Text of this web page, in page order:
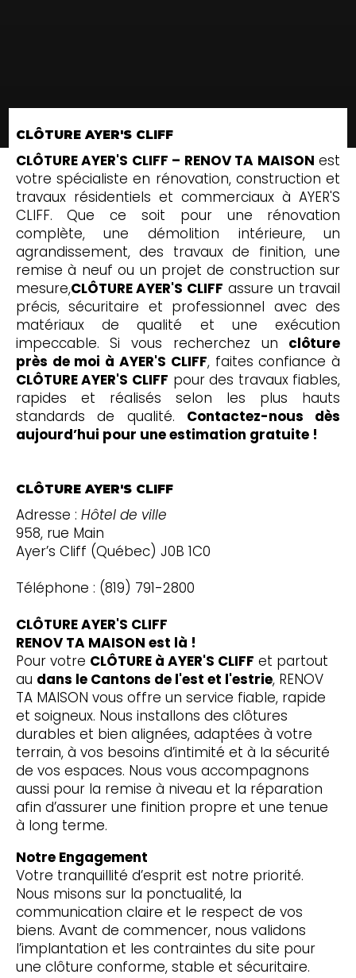
CLÔTURE AYER'S CLIFF
CLÔTURE AYER'S CLIFF – RENOV TA MAISON est
votre spécialiste en rénovation, construction et
travaux résidentiels et commerciaux à AYER'S
CLIFF. Que ce soit pour une rénovation
complète, une démolition intérieure, un
agrandissement, des travaux de finition, une
remise à neuf ou un projet de construction sur
mesure,CLÔTURE AYER'S CLIFF assure un travail
précis, sécuritaire et professionnel avec des
matériaux de qualité et une exécution
impeccable. Si vous recherchez un clôture
près de moi à AYER'S CLIFF, faites confiance à
CLÔTURE AYER'S CLIFF pour des travaux fiables,
rapides et réalisés selon les plus hauts
standards de qualité. Contactez-nous dès
aujourd’hui pour une estimation gratuite !
CLÔTURE AYER'S CLIFF
Adresse : Hôtel de ville
958, rue Main
Ayer’s Cliff (Québec) J0B 1C0
Téléphone : (819) 791-2800
CLÔTURE AYER'S CLIFF
RENOV TA MAISON est là !
Pour votre CLÔTURE à AYER'S CLIFF et partout
au dans le Cantons de l'est et l'estrie, RENOV
TA MAISON vous offre un service fiable, rapide
et soigneux. Nous installons des clôtures
durables et bien alignées, adaptées à votre
terrain, à vos besoins d’intimité et à la sécurité
de vos espaces. Nous vous accompagnons
aussi pour la remise à niveau et la réparation
afin d’assurer une finition propre et une tenue
à long terme.
Notre Engagement
Votre tranquillité d’esprit est notre priorité.
Nous misons sur la ponctualité, la
communication claire et le respect de vos
biens. Avant de commencer, nous validons
l’implantation et les contraintes du site pour
une clôture conforme, stable et sécuritaire.